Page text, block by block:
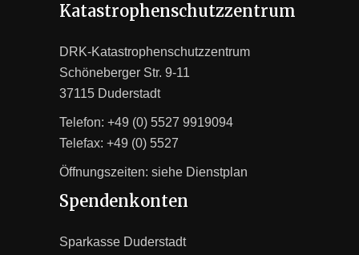
Katastrophenschutzzentrum
DRK-Katastrophenschutzzentrum
Schöneberger Str. 9-11
37115 Duderstadt
Telefon: +49 (0) 5527 9919094
Telefax: +49 (0) 5527
Öffnungszeiten: siehe Dienstplan
Spendenkonten
Sparkasse Duderstadt